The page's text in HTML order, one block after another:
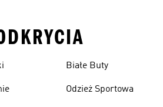
Białe Buty
Odzież Sportowa